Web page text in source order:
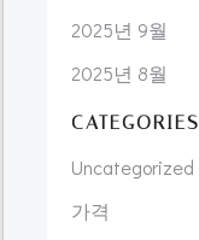
2025년 9월
2025년 8월
CATEGORIES
Uncategorized
가격